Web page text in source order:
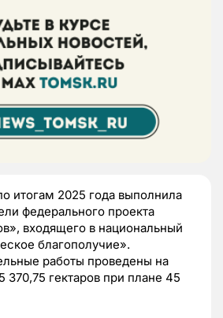
итогам 2025 года выполнила
федерального проекта
входящего в национальный
благополучие».
работы проведены на
гектаров при плане 45